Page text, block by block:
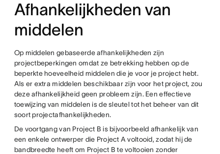
Afhankelijkheden van
middelen
Op middelen gebaseerde afhankelijkheden zijn
projectbeperkingen omdat ze betrekking hebben op de
beperkte hoeveelheid middelen die je voor je project hebt.
Als er extra middelen beschikbaar zijn voor het project, zou
deze afhankelijkheid geen probleem zijn. Een effectieve
toewijzing van middelen is de sleutel tot het beheer van dit
soort projectafhankelijkheden.
De voortgang van Project B is bijvoorbeeld afhankelijk van
een enkele ontwerper die Project A voltooid, zodat hij de
bandbreedte heeft om Project B te voltooien zonder